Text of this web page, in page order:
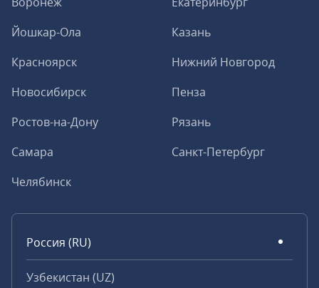
Йошкар-Ола
Казань
Красноярск
Нижний Новгород
Новосибирск
Пенза
Ростов-на-Дону
Рязань
Самара
Санкт-Петербург
Челябинск
Россия (RU)
Узбекистан (UZ)